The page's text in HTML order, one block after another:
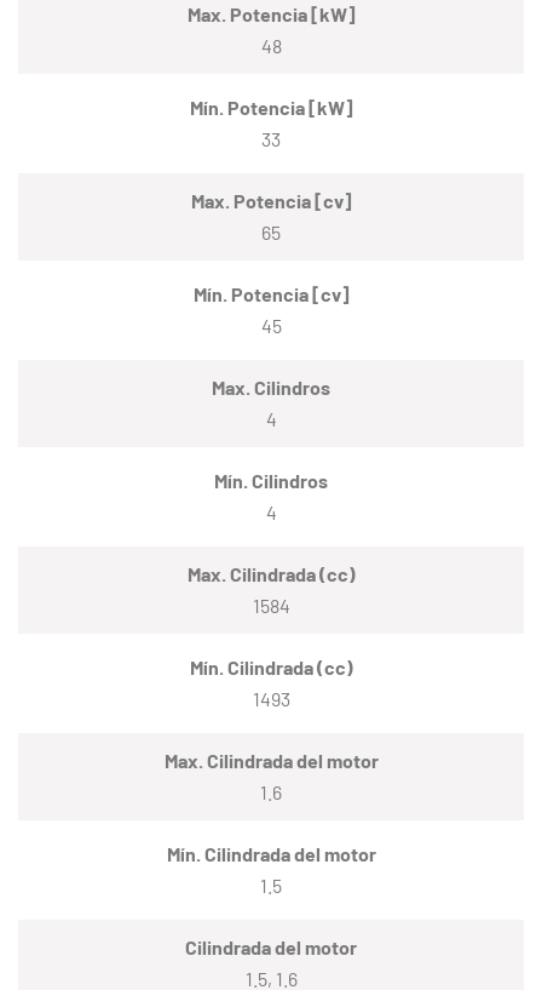
Max. Potencia [kW]
48
Mín. Potencia [kW]
33
Max. Potencia [cv]
65
Mín. Potencia [cv]
45
Max. Cilindros
4
Mín. Cilindros
4
Max. Cilindrada (cc)
1584
Mín. Cilindrada (cc)
1493
Max. Cilindrada del motor
1.6
Mín. Cilindrada del motor
1.5
Cilindrada del motor
1.5, 1.6